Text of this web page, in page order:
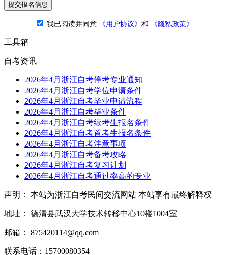
提交报名信息
我已阅读并同意 《用户协议》 和 《隐私政策》
工具箱
自考资讯
2026年4月浙江自考停考专业通知
2026年4月浙江自考学位申请条件
2026年4月浙江自考毕业申请流程
2026年4月浙江自考毕业条件
2026年4月浙江自考续考生报名条件
2026年4月浙江自考首考生报名条件
2026年4月浙江自考注意事项
2026年4月浙江自考备考攻略
2026年4月浙江自考复习计划
2026年4月浙江自考通过率高的专业
声明： 本站为浙江自考民间交流网站 本站享有最终解释权
地址： 德清县武汉大学技术转移中心10楼1004室
邮箱： 875420114@qq.com
联系电话：15700080354